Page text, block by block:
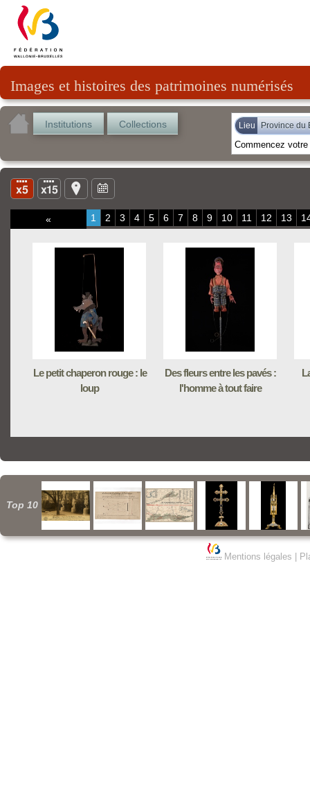
Images et histoires des patrimoines numérisés
Institutions Collections Lieu Province du
« 1 2 3 4 5 6 7 8 9 10 11 12 13
Le petit chaperon rouge : le
loup
Des fleurs entre les pavés :
l'homme à tout faire
Top 10
Mentions légales